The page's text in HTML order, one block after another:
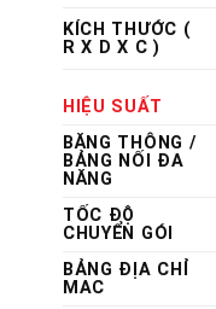
KÍCH THƯỚC (
R X D X C )
HIỆU SUẤT
BĂNG THÔNG /
BẢNG NỐI ĐA
NĂNG
TỐC ĐỘ
CHUYỂN GÓI
BẢNG ĐỊA CHỈ
MAC